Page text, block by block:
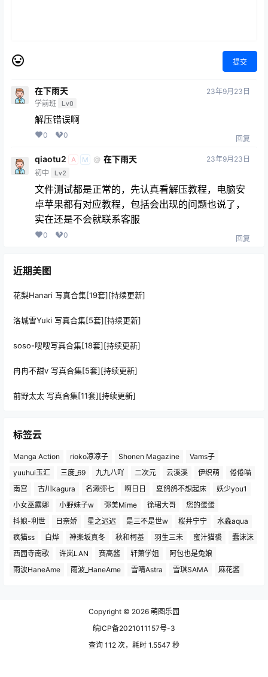
提交
在下雨天
学前班 Lv0
23年9月23日
解压错误啊
0 0 回复
qiaotu2 A M @ 在下雨天
初中 Lv2
23年9月23日
文件测试都是正常的，先认真看解压教程，电脑安
卓苹果都有对应教程，包括会出现的问题也说了，
实在还是不会就联系客服
0 0 回复
近期美图
花梨Hanari 写真合集[19套][持续更新]
洛城雪Yuki 写真合集[5套][持续更新]
soso-嗖嗖写真合集[18套][持续更新]
冉冉不甜v 写真合集[5套][持续更新]
前野太太 写真合集[11套][持续更新]
标签云
Manga Action rioko凉凉子 Shonen Magazine
Vams子
yuuhui玉汇
三度_69 九九八吖 二次元 云溪溪 伊织萌
倦倦喵
南宫
古川kagura 名濑弥七 啊日日 夏鸽鸽不想起床
妖少you1
小女巫露娜
小野妹子w 弥美Mime 徐珺大哥
您的蛋蛋
抖娘-利世
日奈娇 星之迟迟 是三不是世w 桜井宁宁
水淼aqua
疯猫ss
白烨 神楽坂真冬 秋和柯基 羽生三未 蜜汁猫裘
蠢沫沫
西园寺南歌
许岚LAN 赛高酱 轩萧学姐
阿包也是兔娘
雨波HaneAme
雨波_HaneAme 雪晴Astra 雪琪SAMA 麻花酱
Copyright © 2026 萌图乐园
皖ICP备2021011157号-3
查询 112 次，耗时 1.5547 秒